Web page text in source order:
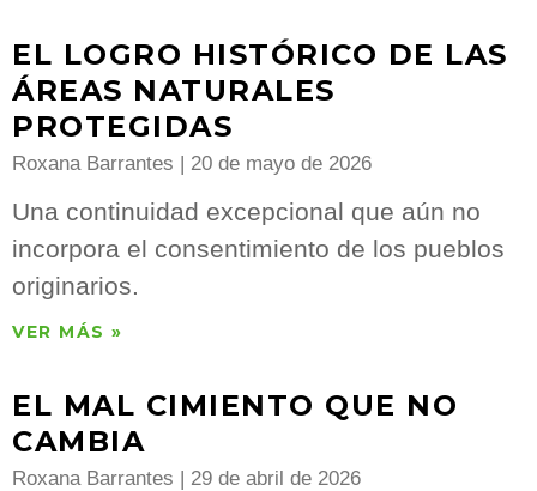
EL LOGRO HISTÓRICO DE LAS
ÁREAS NATURALES
PROTEGIDAS
Roxana Barrantes 20 de mayo de 2026
Una continuidad excepcional que aún no
incorpora el consentimiento de los pueblos
originarios.
VER MÁS »
EL MAL CIMIENTO QUE NO
CAMBIA
Roxana Barrantes 29 de abril de 2026